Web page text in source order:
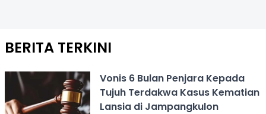
BERITA TERKINI
Vonis 6 Bulan Penjara Kepada
Tujuh Terdakwa Kasus Kematian
Lansia di Jampangkulon